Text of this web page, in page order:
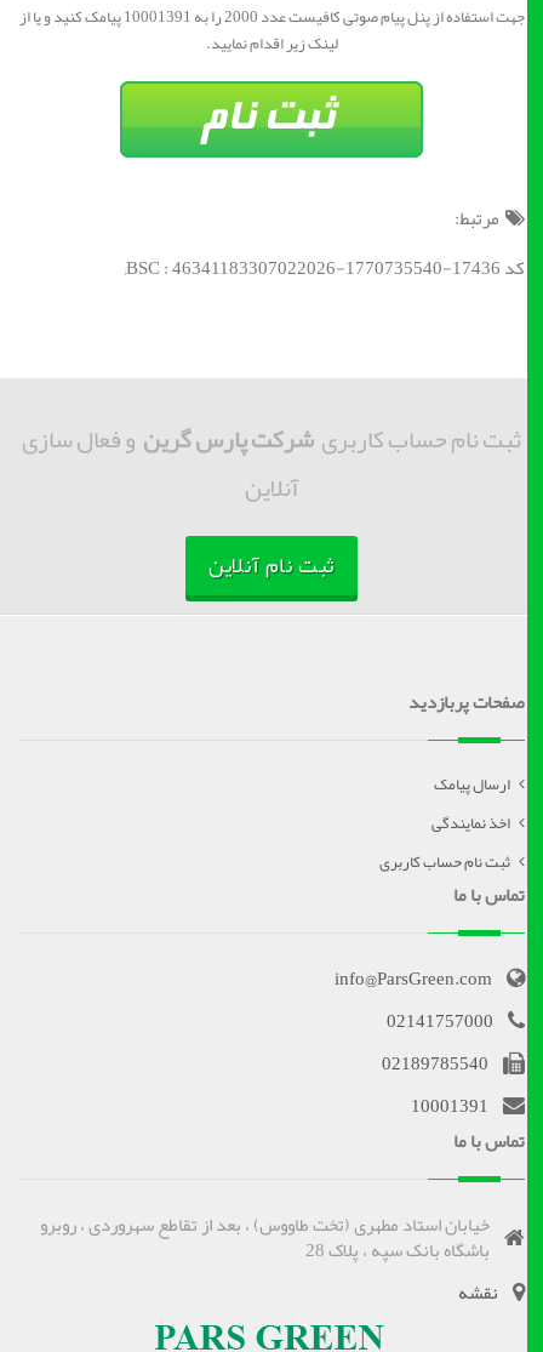
جهت استفاده از پنل پیام صوتی کافیست عدد 2000 را به 10001391 پیامک کنید و یا از
لینک زیر اقدام نمایید.
مرتبط:
کد BSC : 46341183307022026-1770735540-17436;
ثبت نام حساب کاربریشرکت پارس گرینو فعال سازی
آنلاین
ثبت نام آنلاین
صفحات پربازدید
ارسال پیامک
اخذ نمایندگی
ثبت نام حساب کاربری
تماس با ما
info@ParsGreen.com
02141757000
02189785540
10001391
تماس با ما
خیابان استاد مطهری (تخت طاووس) ، بعد از تقاطع سهروردی ، روبرو
باشگاه بانک سپه ، پلاک 28
نقشه